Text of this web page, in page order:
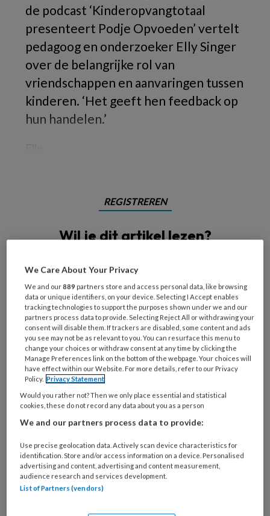
de podcast ‘Kinderopvangtotaal
presenteert Podje Opvoeden’ vertelt
pedagoog en onderzoeker Elly Singer
over de belangrijke rol van
vriendschappen en aanvaringen tussen
kinderen. ‘Het geeft hen feedback op
hun handelen.’
REGISTREREN
Wil je dit artikel lezen?
artikelen gratis per maand
Al een account of abonnement?Log dan in
Wat
is
je
e-
mailadres?
* *
Kies
je
je
functie *
Bij
organisatie
We Care About Your Privacy
We and our889 partners store and access personal data, like browsing
data or unique identifiers, on your device. Selecting I Accept enables
tracking technologies to support the purposes shown under we and our
partners process data to provide. Selecting Reject All or withdrawing your
consent will disable them. If trackers are disabled, some content and ads
you see may not be as relevant to you. You can resurface this menu to
change your choices or withdraw consent at any time by clicking the
Manage Preferences link on the bottom of the webpage. Your choices will
have effect within our Website. For more details, refer to our Privacy
Policy. Privacy Statement
Would you rather not? Then we only place essential and statistical
cookies, these do not record any data about you as a person
We and our partners process data to provide:
Use precise geolocation data. Actively scan device characteristics for
identification. Store and/or access information on a device. Personalised
advertising and content, advertising and content measurement,
audience research and services development.
List of Partners (vendors)